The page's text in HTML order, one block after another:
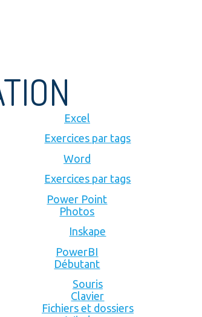
Excel
Exercices par tags
Word
Exercices par tags
Power Point
Photos
Inskape
PowerBI
Débutant
Souris
Clavier
Fichiers et dossiers